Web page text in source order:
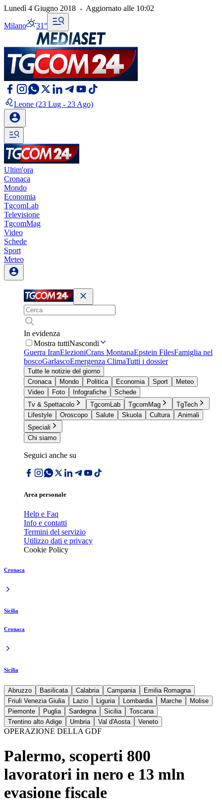
Lunedì 4 Giugno 2018 - Aggiornato alle 10:02
Milano 31°
Leone (23 Lug - 23 Ago)
Ultim'ora
Cronaca
Mondo
Economia
TgcomLab
Televisione
TgcomMag
Video
Schede
Sport
Meteo
In evidenza
Mostra tuttiNascondi
Guerra IranElezioniCrans MontanaEpstein FilesFamiglia nel
boscoGarlascoEmergenza ClimaTutti i dossier
Tutte le notizie del giorno
Cronaca
Mondo Politica Economia Sport
Meteo
Video
Foto Infografiche
Schede
Tv & Spettacolo
TgcomLab TgcomMag
TgTech
Lifestyle
Oroscopo Salute Skuola Cultura
Animali
Speciali
Chi siamo
Seguici anche su
Area personale
Help e Faq
Info e contatti
Termini del servizio
Utilizzo dati e privacy
Cookie Policy
Cronaca
Sicilia
Cronaca
Sicilia
Abruzzo Basilicata Calabria Campania
Emilia Romagna
Friuli Venezia Giulia
Lazio Liguria Lombardia Marche
Molise
Piemonte
Puglia Sardegna Sicilia
Toscana
Trentino alto Adige
Umbria Val d'Aosta Veneto
OPERAZIONE DELLA GDF
Palermo, scoperti 800
lavoratori in nero e 13 mln
evasione fiscale